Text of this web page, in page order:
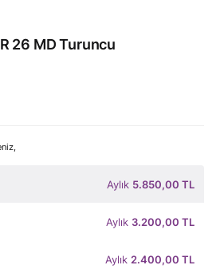
26 MD Turuncu
Aylık 5.850,00 TL
Aylık 3.200,00 TL
Aylık 2.400,00 TL